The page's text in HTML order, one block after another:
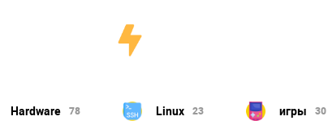
Hardware 78 Linux 23 игры 30